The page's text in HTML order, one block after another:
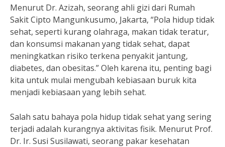
Menurut Dr. Azizah, seorang ahli gizi dari Rumah
Sakit Cipto Mangunkusumo, Jakarta, “Pola hidup tidak
sehat, seperti kurang olahraga, makan tidak teratur,
dan konsumsi makanan yang tidak sehat, dapat
meningkatkan risiko terkena penyakit jantung,
diabetes, dan obesitas.” Oleh karena itu, penting bagi
kita untuk mulai mengubah kebiasaan buruk kita
menjadi kebiasaan yang lebih sehat.
Salah satu bahaya pola hidup tidak sehat yang sering
terjadi adalah kurangnya aktivitas fisik. Menurut Prof.
Dr. Ir. Susi Susilawati, seorang pakar kesehatan